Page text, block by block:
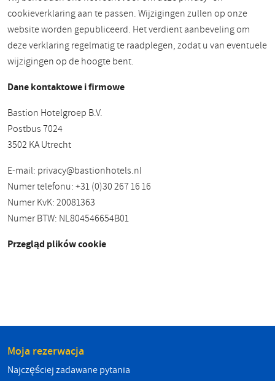
cookieverklaring aan te passen. Wijzigingen zullen op onze
website worden gepubliceerd. Het verdient aanbeveling om
deze verklaring regelmatig te raadplegen, zodat u van eventuele
wijzigingen op de hoogte bent.
Dane kontaktowe i firmowe
Bastion Hotelgroep B.V.
Postbus 7024
3502 KA Utrecht
E-mail: privacy@bastionhotels.nl
Numer telefonu: +31 (0)30 267 16 16
Numer KvK: 20081363
Numer BTW: NL804546654B01
Przegląd plików cookie
Moja rezerwacja
Najczęściej zadawane pytania